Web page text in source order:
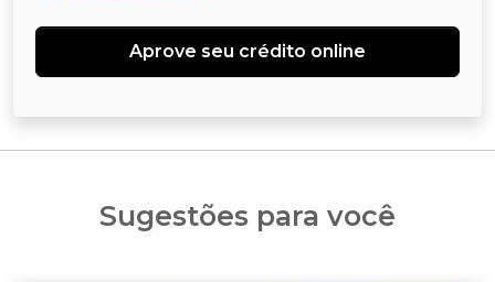
Aprove seu crédito online
Sugestões para você